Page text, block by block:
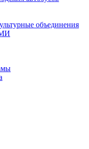
объединения